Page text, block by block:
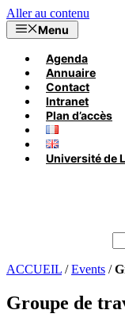
Aller au contenu
Menu
Agenda
Annuaire
Contact
Intranet
Plan d’accès
Université de
ACCUEIL /Events /
Groupe de